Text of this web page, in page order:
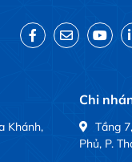
Khánh,
Chi
Tầng
Phủ, P.